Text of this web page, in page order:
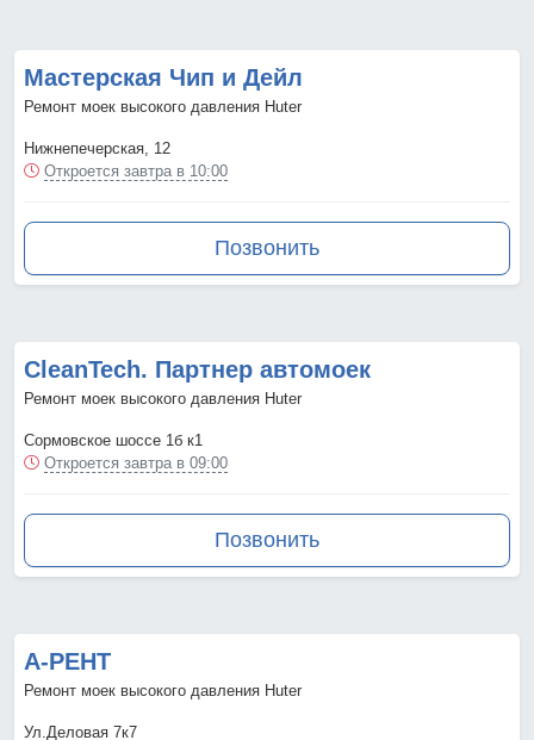
Мастерская Чип и Дейл
Ремонт моек высокого давления Huter
Нижнепечерская, 12
Откроется завтра в 10:00
Позвонить
CleanTech. Партнер автомоек
Ремонт моек высокого давления Huter
Сормовское шоссе 1б к1
Откроется завтра в 09:00
Позвонить
А-РЕНТ
Ремонт моек высокого давления Huter
Ул.Деловая 7к7